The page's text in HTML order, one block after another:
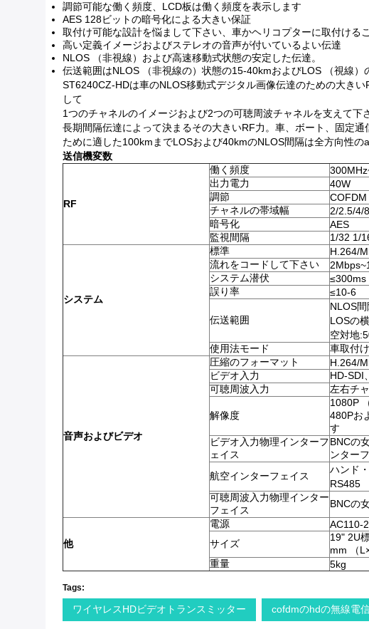
調節可能な働く頻度、LCD板は働く頻度を表示します
AES 128ビットの暗号化による大きい保証
取付け可能な設計を悩まして下さい、車かヘリコプターに取付ける
高い定義イメージおよびステレオの音声が付いているよい伝達
NLOS （非視線）および高速移動式状態の安定した伝達。
伝送範囲はNLOS （非視線の）状態の15-40kmおよびLOS （視線）
ST6240CZ-HDは車のNLOS移動式デジタル画像伝達のための大き
して
1つのチャネルのイメージおよび2つの可聴周波チャネルを支えて下
長期間隔伝達によって決まるその大きいRF力。車、ボート、固定
ために適した100kmまでLOSおよび40kmのNLOS間隔は全方向性の
送信機変数
RF
働く頻度
出力電力
40W
調節
COFDM
チャネルの帯域幅
2/2.5/4/
暗号化
AES
監視間隔
1/32 1/
システム
標準
H.264/
流れをコードして下さい
システム潜伏
≤300ms
誤り率
≤10-6
伝送範囲
NLOS
LOSの
空対地
使用法モード
車取付
音声およびビデオ
圧縮のフォーマット
H.264/
ビデオ入力
HD-SDI
可聴周波入力
左右チ
解像度
1080P
480Pお
す
ビデオ入力物理インターフ
ェイス
BNCの
ンター
航空インターフェイス
ハンド
RS485
可聴周波入力物理インター
フェイス
BNCの
他
電源
AC110-
サイズ
19" 2U
mm （
重量
5kg
Tags:
ワイヤレスHDビデオトランスミッター cofdmのhdの無線電